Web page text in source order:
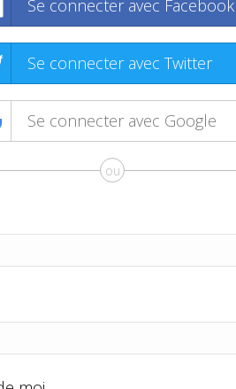
Se connecter avec Facebook
Se connecter avec Twitter
Se connecter avec Google
ou